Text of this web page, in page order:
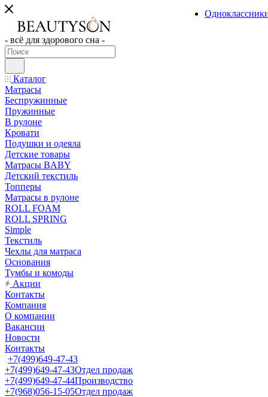
- всё для здорового сна -
Каталог
Матрасы
Беспружинные
Пружинные
В рулоне
Кровати
Подушки и одеяла
Детские товары
Матрасы BABY
Детский текстиль
Топперы
Матрасы в рулоне
ROLL FOAM
ROLL SPRING
Simple
Текстиль
Чехлы для матраса
Основания
Тумбы и комоды
Акции
Контакты
Компания
О компании
Вакансии
Новости
Контакты
+7(499)649-47-43
+7(499)649-47-43Отдел продаж
+7(499)649-47-44Производство
+7(968)056-15-05Отдел продаж